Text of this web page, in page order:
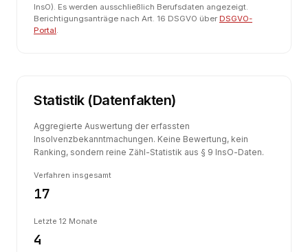
InsO). Es werden ausschließlich Berufsdaten angezeigt.
Berichtigungsanträge nach Art. 16 DSGVO über DSGVO-
Portal.
Statistik (Datenfakten)
Aggregierte Auswertung der erfassten
Insolvenzbekanntmachungen. Keine Bewertung, kein
Ranking, sondern reine Zähl-Statistik aus § 9 InsO-Daten.
Verfahren insgesamt
17
Letzte 12 Monate
4